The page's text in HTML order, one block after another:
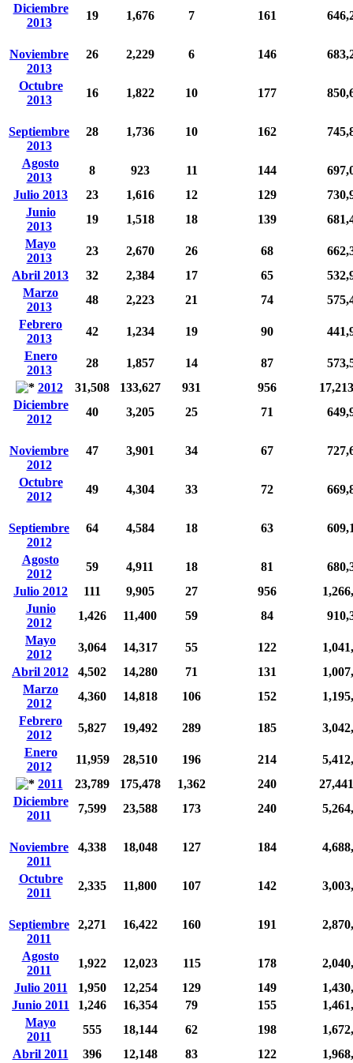
Diciembre
2013
19 1,676 7 161
Noviembre
2013
26 2,229 6 146
Octubre
2013
16 1,822 10 177
Septiembre
2013
28 1,736 10 162
Agosto
2013
8 923 11 144
Julio 2013
23 1,616 12 129
Junio
2013
19 1,518 18 139
Mayo
2013
23 2,670 26 68
Abril 2013
32 2,384 17 65
Marzo
2013
48 2,223 21 74
Febrero
2013
42 1,234 19 90
Enero
2013
28 1,857 14 87
2012
31,508 133,627 931 956
Diciembre
2012
40 3,205 25 71
Noviembre
2012
47 3,901 34 67
Octubre
2012
49 4,304 33 72
Septiembre
2012
64 4,584 18 63
Agosto
2012
59 4,911 18 81
Julio 2012
111 9,905 27 956
Junio
2012
1,426 11,400 59 84
Mayo
2012
3,064 14,317 55 122
Abril 2012
4,502 14,280 71 131
Marzo
2012
4,360 14,818 106 152
Febrero
2012
5,827 19,492 289 185
Enero
2012
11,959 28,510 196 214
2011
23,789 175,478 1,362 240
Diciembre
2011
7,599 23,588 173 240
Noviembre
2011
4,338 18,048 127 184
Octubre
2011
2,335 11,800 107 142
Septiembre
2011
2,271 16,422 160 191
Agosto
2011
1,922 12,023 115 178
Julio 2011
1,950 12,254 129 149
Junio 2011
1,246 16,354 79 155
Mayo
2011
555 18,144 62 198
Abril 2011
396 12,148 83 122